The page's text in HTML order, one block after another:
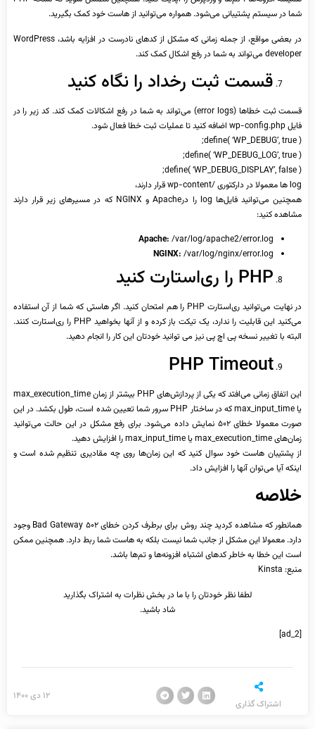
شما در سیستم پشتیبانی می‌شود. همواره می‌توانید از هاست خود کمک بگیرید.
در بعضی مواقع، از جمله زمانی که مشکل از کدهای نادرست در افزایه باشد، WordPress
developer می‌تواند به شما در رفع اشکال کمک کند.
قسمت ثبت رخداد را نگاه کنید
قسمت ثبت خطاها (error logs) می‌تواند به شما در رفع اشکالات کمک کند. کد زیر را در
فایل wp-config.php اضافه کنید تا عملیات ثبت خطا فعال شود.
define( ‘WP_DEBUG’, true );
define( ‘WP_DEBUG_LOG’, true );
define( ‘WP_DEBUG_DISPLAY’, false );
log ها معمولا در دارکتوری /wp-content قرار دارند،
همچنین می‌توانید فایل‌ها log را درApache و NGINX که در مسیرهای زیر قرار دارند
مشاهده کنید:
Apache: /var/log/apache2/error.log
NGINX: /var/log/nginx/error.log
PHP را ری‌استارت کنید
در نهایت می‌توانید ری‌استارت PHP را هم امتحان کنید. اگر هاستی که شما از آن استفاده
می‌کنید این قابلیت را ندارد، یک تیکت باز کرده و از آنها بخواهید PHP را ری‌استارت کنند.
البته با تغییر نسخه پی اچ پی نیز می توانید خودتان این کار را انجام دهید.
PHP Timeout
این اتفاق زمانی می‌افتد که یکی از پردازش‌های PHP بیشتر از زمان max_execution_time
یا max_input_time که در ساختار PHP سرور شما تعیین شده است، طول بکشد. در این
صورت معمولا خطای ۵۰۲ نمایش داده می‌شود. برای رفع مشکل در این حالت می‌توانید
زمان‌های max_execution_time یا max_input_time را افزایش دهید.
از پشتیبان هاست خود سوال کنید که این زمان‌ها روی چه مقادیری تنظیم شده است و
اینکه آیا می‌توان آنها را افزایش داد.
خلاصه
همانطور که مشاهده کردید چند روش برای برطرف کردن خطای ۵۰۲ Bad Gateway وجود
دارد. معمولا این مشکل از جانب شما نیست بلکه به هاست شما ربط دارد. همچنین ممکن
است این خطا به خاطر کدهای اشتباه افزونه‌ها و تم‌ها باشد.
منبع: Kinsta
لطفا نظر خودتان را با ما در بخش نظرات به اشتراک بگذارید
شاد باشید.
[ad_2]
اشتراک گذاری
۱۲ دی ۱۴۰۰